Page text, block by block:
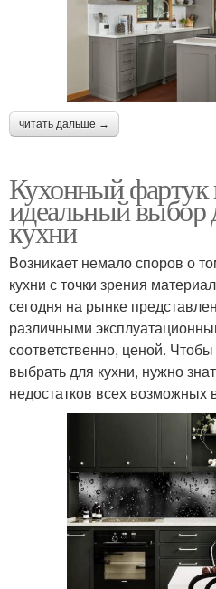
читать дальше →
Кухонный фартук
идеальный выбор
кухни
Возникает немало споров о
кухни с точки зрения
сегодня на рынке
различными
соответственно, ценой.
выбрать для кухни, нужно
недостатков всех возможных